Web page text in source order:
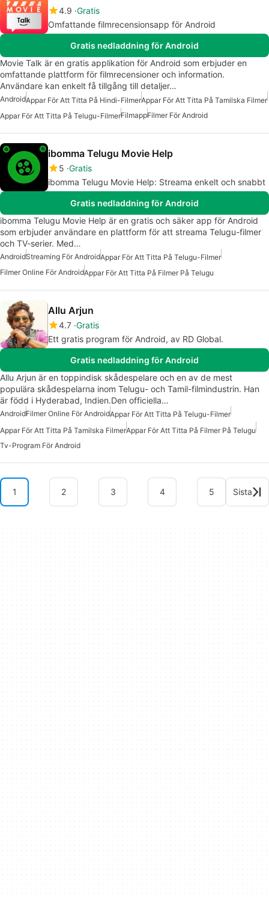
4.9 Gratis
Omfattande filmrecensionsapp för Android
Gratis nedladdning för Android
Movie Talk är en gratis applikation för Android som erbjuder en
omfattande plattform för filmrecensioner och information.
Användare kan enkelt få tillgång till detaljer…
AndroidAppar För Att Titta På Hindi-FilmerAppar För Att Titta På Tamilska Filmer
Appar För Att Titta På Telugu-FilmerFilmappFilmer För Android
ibomma Telugu Movie Help
5 Gratis
ibomma Telugu Movie Help: Streama enkelt och snabbt
Gratis nedladdning för Android
ibomma Telugu Movie Help är en gratis och säker app för Android
som erbjuder användare en plattform för att streama Telugu-filmer
och TV-serier. Med…
AndroidStreaming För AndroidAppar För Att Titta På Telugu-Filmer
Filmer Online För AndroidAppar För Att Titta På Filmer På Telugu
Allu Arjun
4.7 Gratis
Ett gratis program för Android, av RD Global.
Gratis nedladdning för Android
Allu Arjun är en toppindisk skådespelare och en av de mest
populära skådespelarna inom Telugu- och Tamil-filmindustrin. Han
är född i Hyderabad, Indien.Den officiella…
AndroidFilmer Online För AndroidAppar För Att Titta På Telugu-Filmer
Appar För Att Titta På Tamilska FilmerAppar För Att Titta På Filmer På Telugu
Tv-Program För Android
1 2 3 4 5 Sista